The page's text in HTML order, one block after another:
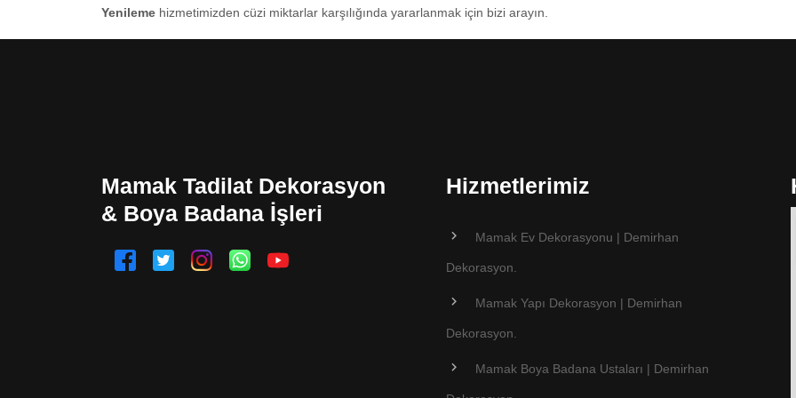
Yenileme hizmetimizden cüzi miktarlar karşılığında yararlanmak için bizi arayın.
Mamak Tadilat Dekorasyon
& Boya Badana İşleri
Hizmetlerimiz
Mamak Ev Dekorasyonu | Demirhan
Dekorasyon.
Mamak Yapı Dekorasyon | Demirhan
Dekorasyon.
Mamak Boya Badana Ustaları | Demirhan